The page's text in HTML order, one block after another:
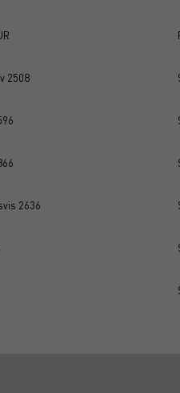
2508
2636